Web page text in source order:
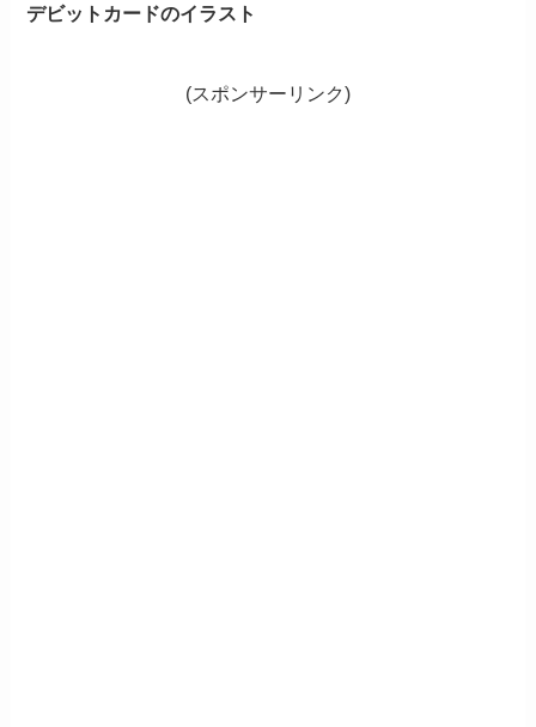
デビットカードのイラスト
(スポンサーリンク)